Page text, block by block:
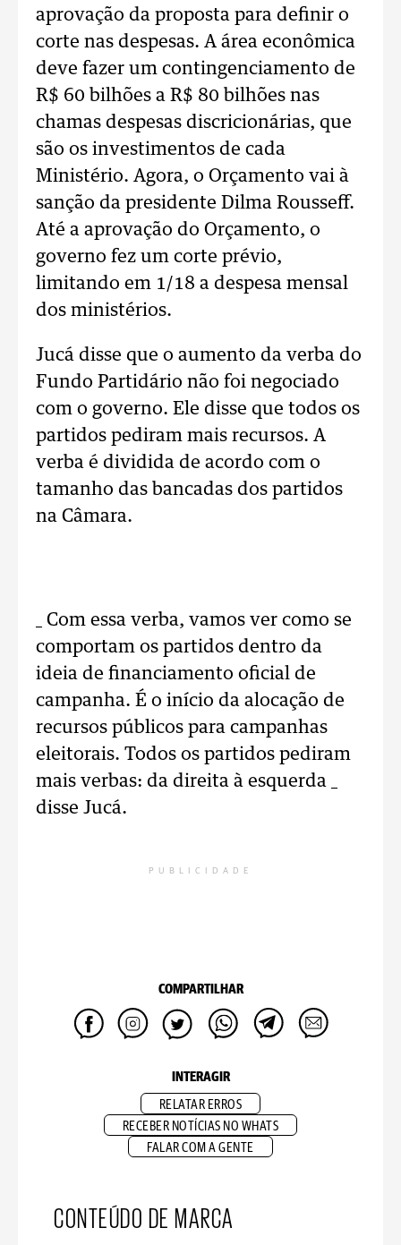
aprovação da proposta para definir o
corte nas despesas. A área econômica
deve fazer um contingenciamento de
R$ 60 bilhões a R$ 80 bilhões nas
chamas despesas discricionárias, que
são os investimentos de cada
Ministério. Agora, o Orçamento vai à
sanção da presidente Dilma Rousseff.
Até a aprovação do Orçamento, o
governo fez um corte prévio,
limitando em 1/18 a despesa mensal
dos ministérios.
Jucá disse que o aumento da verba do
Fundo Partidário não foi negociado
com o governo. Ele disse que todos os
partidos pediram mais recursos. A
verba é dividida de acordo com o
tamanho das bancadas dos partidos
na Câmara.
_ Com essa verba, vamos ver como se
comportam os partidos dentro da
ideia de financiamento oficial de
campanha. É o início da alocação de
recursos públicos para campanhas
eleitorais. Todos os partidos pediram
mais verbas: da direita à esquerda _
disse Jucá.
PUBLICIDADE
COMPARTILHAR
INTERAGIR
RELATAR ERROS
RECEBER NOTÍCIAS NO WHATS
FALAR COM A GENTE
CONTEÚDO DE MARCA